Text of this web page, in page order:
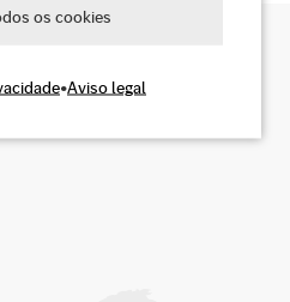
de carregamento
os cookies
•Aviso legal